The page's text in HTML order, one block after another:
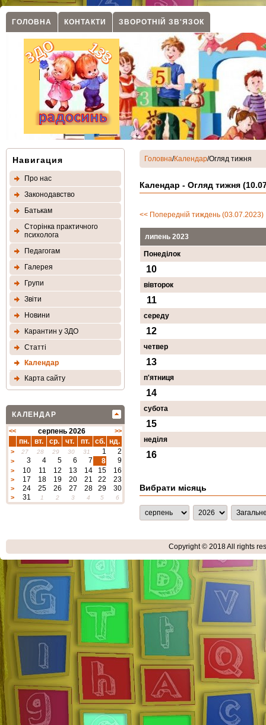
ГОЛОВНА КОНТАКТИ ЗВОРОТНIЙ ЗВ'ЯЗОК
Навигация
Про нас
Законодавство
Батькам
Сторінка практичного
психолога
Педагогам
Галерея
Групи
Звіти
Новини
Карантин у ЗДО
Статтi
Календар
Карта сайту
КАЛЕНДАР
<< серпень 2026 >>
пн. вт. ср. чт. пт. сб. нд.
> 27 28 29 30 31 1 2
> 3 4 5 6 7 8 9
> 10 11 12 13 14 15 16
> 17 18 19 20 21 22 23
> 24 25 26 27 28 29 30
> 31 1 2 3 4 5 6
Головна/Календар/Огляд тижня
Календар - Огляд тижня
<< Попередній тиждень (03.07.2023)
липень 2023
Понеділок
10
вівторок
11
середу
12
четвер
13
п'ятниця
14
субота
15
неділя
16
Вибрати місяць
Copyright © 2018All rights